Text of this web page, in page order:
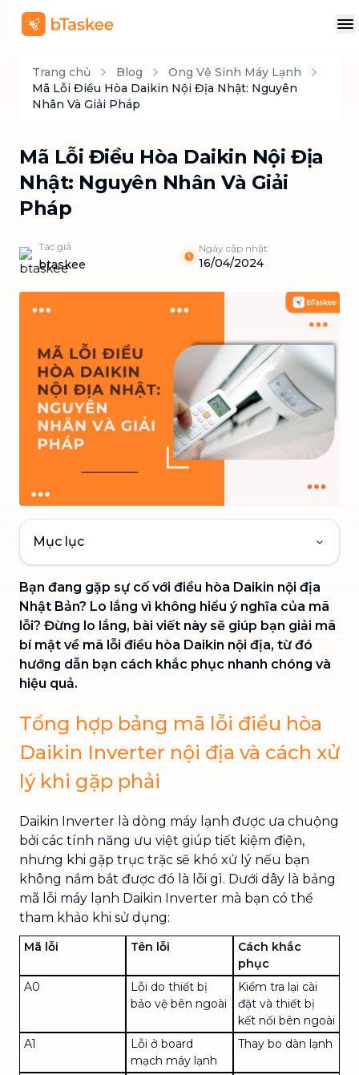
Trang chủ Blog
Ong Vệ Sinh Máy Lạnh
Mã Lỗi Điều Hòa Daikin Nội Địa Nhật: Nguyên
Nhân Và Giải Pháp
Mã Lỗi Điều Hòa Daikin Nội Địa
Nhật: Nguyên Nhân Và Giải
Pháp
Tác giả
btaskee
Ngày cập nhật
16/04/2024
Mục lục
Bạn đang gặp sự cố với điều hòa Daikin nội địa
Nhật Bản? Lo lắng vì không hiểu ý nghĩa của mã
lỗi? Đừng lo lắng, bài viết này sẽ giúp bạn giải mã
bí mật về mã lỗi điều hòa Daikin nội địa, từ đó
hướng dẫn bạn cách khắc phục nhanh chóng và
hiệu quả.
Tổng hợp bảng mã lỗi điều hòa
Daikin Inverter nội địa và cách xử
lý khi gặp phải
Daikin Inverter là dòng máy lạnh được ưa chuộng
bởi các tính năng ưu việt giúp tiết kiệm điện,
nhưng khi gặp trục trặc sẽ khó xử lý nếu bạn
không nắm bắt được đó là lỗi gì. Dưới dây là bảng
mã lỗi máy lạnh Daikin Inverter mà bạn có thể
tham khảo khi sử dụng:
Mã lỗi Tên lỗi
Cách khắc
phục
A0
Lỗi do thiết bị
bảo vệ bên ngoài
Kiểm tra lại cài
đặt và thiết bị
kết nối bên ngoài
A1
Lỗi ởboard
mạch máy lạnh
Thay bo dàn lạnh